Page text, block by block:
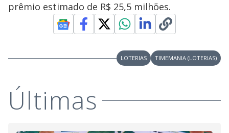
prêmio estimado de R$ 25,5 milhões.
LOTERIAS TIMEMANIA (LOTERIAS)
Últimas